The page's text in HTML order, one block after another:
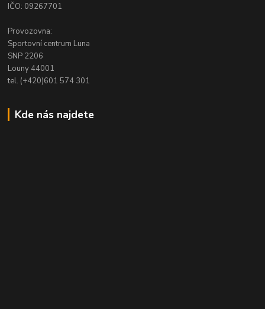
IČO: 09267701
Provozovna:
Sportovní centrum Luna
SNP 2206
Louny 44001
tel. (+420)601 574 301
Kde nás najdete